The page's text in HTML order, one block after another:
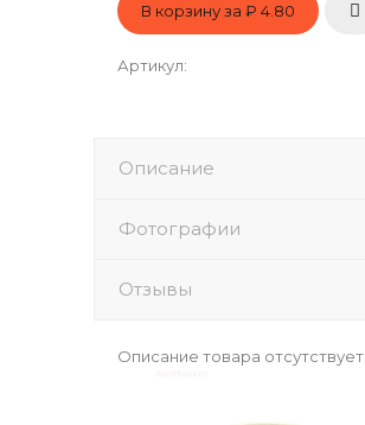
В корзину за ₽ 4.80
Артикул:
Описание
Фотографии
Отзывы
Описание товара отсутствует